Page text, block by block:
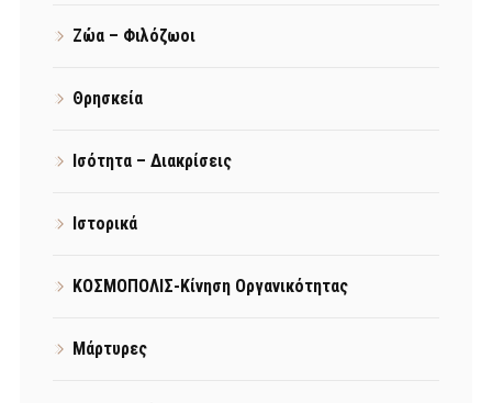
Ζώα – Φιλόζωοι
Θρησκεία
Ισότητα – Διακρίσεις
Ιστορικά
ΚΟΣΜΟΠΟΛΙΣ-Κίνηση Οργανικότητας
Μάρτυρες